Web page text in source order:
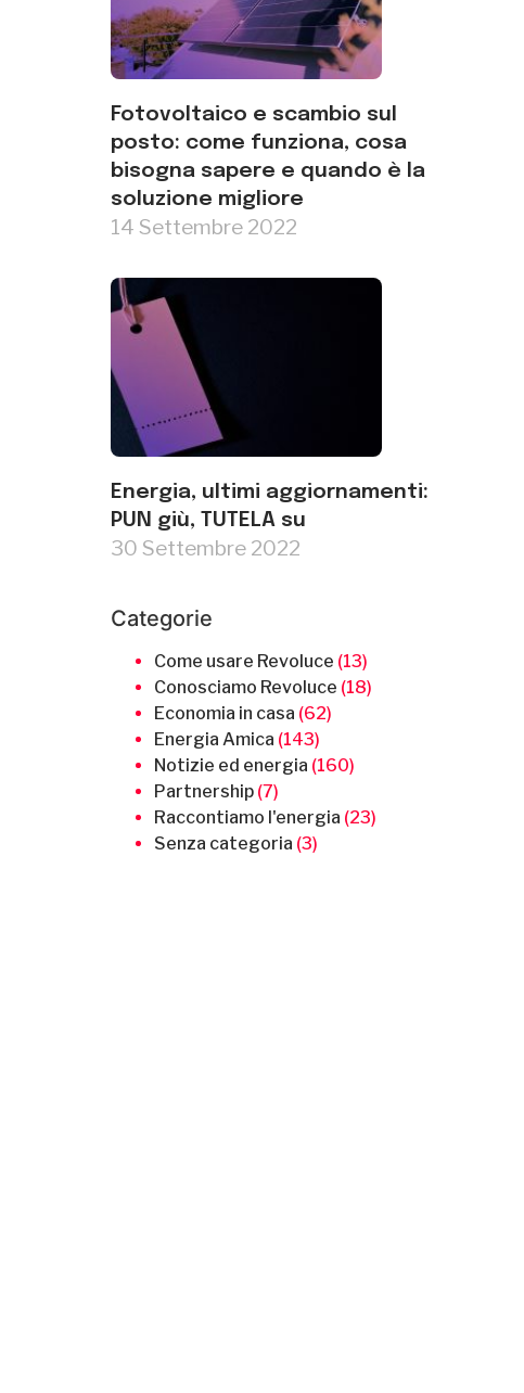
Fotovoltaico e scambio sul
posto: come funziona, cosa
bisogna sapere e quando è la
soluzione migliore
14 Settembre 2022
Energia, ultimi aggiornamenti:
PUN giù, TUTELA su
30 Settembre 2022
Categorie
Come usare Revoluce (13)
Conosciamo Revoluce (18)
Economia in casa (62)
Energia Amica (143)
Notizie ed energia (160)
Partnership (7)
Raccontiamo l'energia (23)
Senza categoria (3)